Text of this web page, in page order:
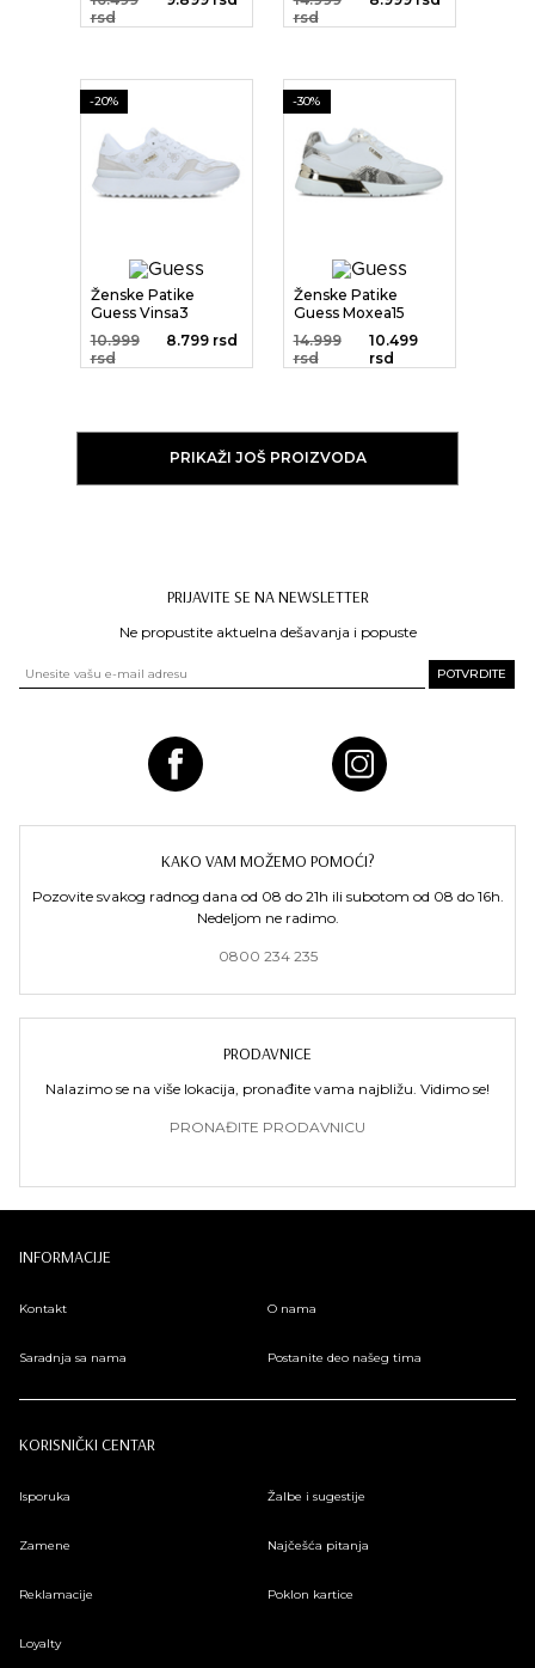
rsd
rsd
Ženske Patike
Guess Vinsa3
10.999
rsd
8.799 rsd
-20%
Ženske Patike
Guess Moxea15
14.999
rsd
10.499
rsd
-30%
PRIKAŽI JOŠ PROIZVODA
PRIJAVITE SE NA NEWSLETTER
Ne propustite aktuelna dešavanja i popuste
KAKO VAM MOŽEMO POMOĆI?
Pozovite svakog radnog dana od 08 do 21h ili subotom od 08 do 16h.
Nedeljom ne radimo.
0800 234 235
PRODAVNICE
Nalazimo se na više lokacija, pronađite vama najbližu. Vidimo se!
PRONAĐITE PRODAVNICU
INFORMACIJE
Kontakt O nama
Saradnja sa nama Postanite deo našeg tima
KORISNIČKI CENTAR
Isporuka Žalbe i sugestije
Zamene Najčešća pitanja
Reklamacije Poklon kartice
Loyalty